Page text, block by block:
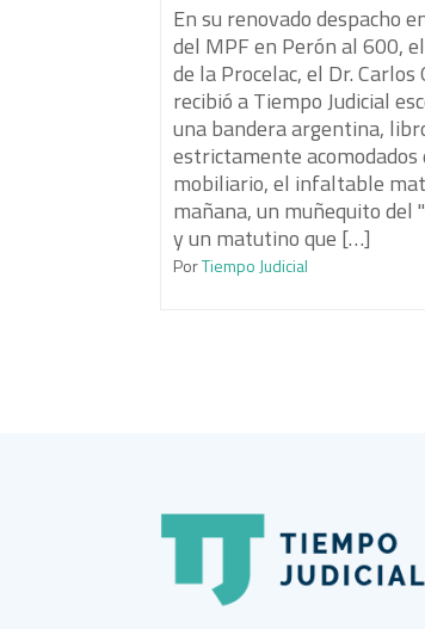
En su renovado despacho
del MPF en Perón al 600,
de la Procelac, el Dr. Carlos
recibió a Tiempo Judicial
una bandera argentina,
estrictamente acomodados
mobiliario, el infaltable
mañana, un muñequito del
y un matutino que […]
PorTiempo Judicial